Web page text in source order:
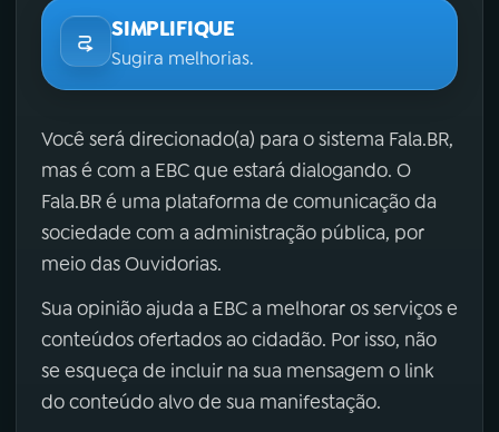
SIMPLIFIQUE
Sugira melhorias.
Você será direcionado(a) para o sistema Fala.BR,
mas é com a EBC que estará dialogando. O
Fala.BR é uma plataforma de comunicação da
sociedade com a administração pública, por
meio das Ouvidorias.
Sua opinião ajuda a EBC a melhorar os serviços e
conteúdos ofertados ao cidadão. Por isso, não
se esqueça de incluir na sua mensagem o link
do conteúdo alvo de sua manifestação.